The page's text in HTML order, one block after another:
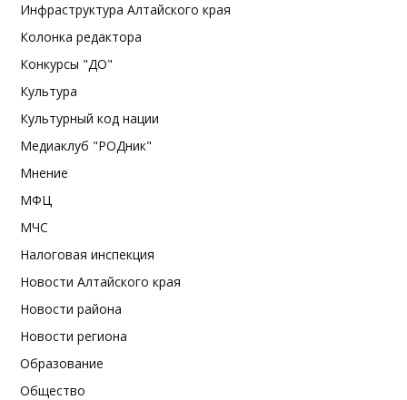
Инфраструктура Алтайского края
Колонка редактора
Конкурсы "ДО"
Культура
Культурный код нации
Медиаклуб "РОДник"
Мнение
МФЦ
МЧС
Налоговая инспекция
Новости Алтайского края
Новости района
Новости региона
Образование
Общество